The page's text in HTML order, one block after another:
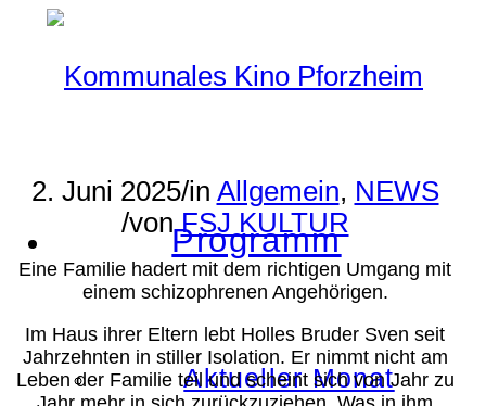
Programm
Aktueller Monat
2. Juni 2025/in Allgemein, NEWS
/vonFSJ KULTUR
Eine Familie hadert mit dem richtigen Umgang mit
einem schizophrenen Angehörigen.
Im Haus ihrer Eltern lebt Holles Bruder Sven seit
Jahrzehnten in stiller Isolation. Er nimmt nicht am
Leben der Familie teil und scheint sich von Jahr zu